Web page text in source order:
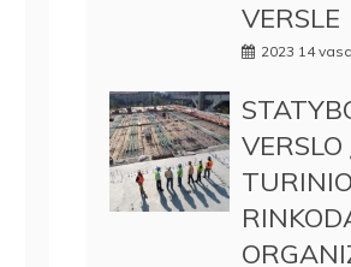
VERSLE
2023 14
TURINIO